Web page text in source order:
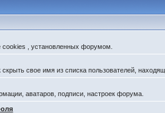
, установленных форумом.
свое имя из списка пользователей,
аватаров, подписи, настроек форума.